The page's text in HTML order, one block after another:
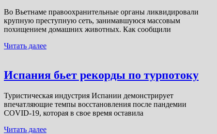
Во Вьетнаме правоохранительные органы ликвидировали
крупную преступную сеть, занимавшуюся массовым
похищением домашних животных. Как сообщили
Читать далее
Испания бьет рекорды по турпотоку
Туристическая индустрия Испании демонстрирует
впечатляющие темпы восстановления после пандемии
COVID-19, которая в свое время оставила
Читать далее